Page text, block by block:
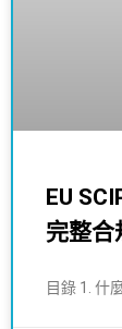
EU
完整合
目錄 1. 什